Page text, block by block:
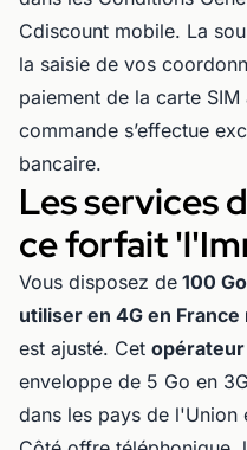
Cdiscount mobile. La
la saisie de vos
paiement de la carte
commande s’effectue
bancaire.
Les services
ce forfait
Vous disposez de 100
utiliser en 4G en
est ajusté. Cet
enveloppe de 5 Go en
dans les pays de l'Union